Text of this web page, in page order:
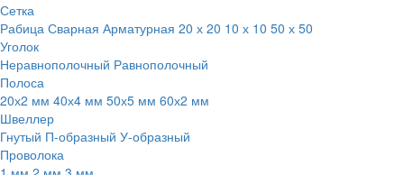
Сетка
Рабица Сварная Арматурная 20 х 20 10 х 10 50 х 50
Уголок
Неравнополочный Равнополочный
Полоса
20х2 мм 40х4 мм 50х5 мм 60х2 мм
Швеллер
Гнутый П-образный У-образный
Проволока